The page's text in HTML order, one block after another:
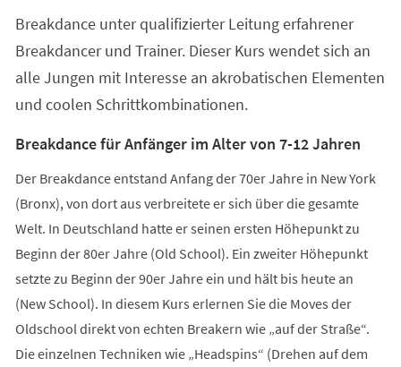
Breakdance unter qualifizierter Leitung erfahrener
Breakdancer und Trainer. Dieser Kurs wendet sich an
alle Jungen mit Interesse an akrobatischen Elementen
und coolen Schrittkombinationen.
Breakdance für Anfänger im Alter von 7-12 Jahren
Der Breakdance entstand Anfang der 70er Jahre in New York
(Bronx), von dort aus verbreitete er sich über die gesamte
Welt. In Deutschland hatte er seinen ersten Höhepunkt zu
Beginn der 80er Jahre (Old School). Ein zweiter Höhepunkt
setzte zu Beginn der 90er Jahre ein und hält bis heute an
(New School). In diesem Kurs erlernen Sie die Moves der
Oldschool direkt von echten Breakern wie „auf der Straße“.
Die einzelnen Techniken wie „Headspins“ (Drehen auf dem